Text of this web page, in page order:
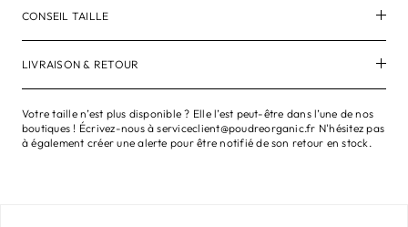
CONSEIL TAILLE
LIVRAISON & RETOUR
Votre taille n’est plus disponible ? Elle l’est peut-être dans l’une de nos
boutiques ! Écrivez-nous à serviceclient@poudreorganic.fr N'hésitez pas
à également créer une alerte pour être notifié de son retour en stock.